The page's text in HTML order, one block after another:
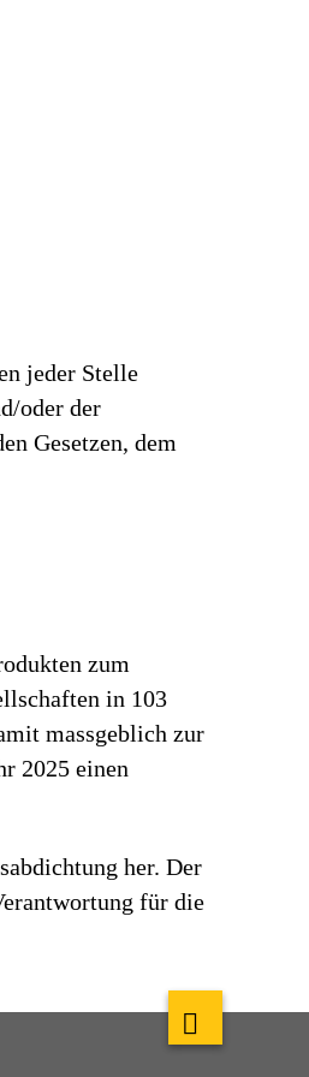
jeder Stelle
oder der
Gesetzen, dem
zum
in 103
massgeblich zur
2025 einen
her. Der
für die